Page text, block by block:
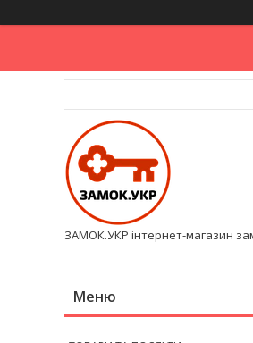
ЗАМОК.УКР інтернет-магазин